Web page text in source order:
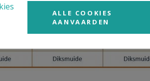
ALLE COOKIES
AANVAARDEN